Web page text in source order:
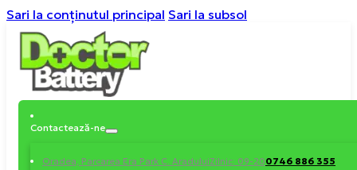
Sari la conținutul principal Sari la subsol
Contactează-ne
Oradea, Parcarea Era Park C. AraduluiZilnic: 09-200746 886 355